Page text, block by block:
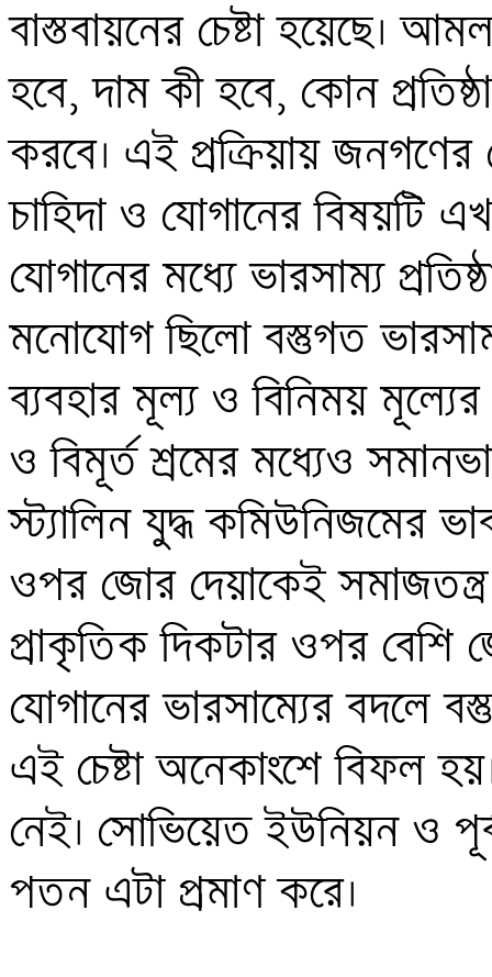
বাস্তবায়নের চেষ্টা হয়েছে।
হবে, দাম কী হবে, কোন
করবে। এই প্রক্রিয়ায়
চাহিদা ও যোগানের বিষয়টি
যোগানের মধ্যে ভারসাম্য
মনোযোগ ছিলো বস্তুগত
ব্যবহার মূল্য ও বিনিময় মূল্যের
ও বিমূর্ত শ্রমের মধ্যেও
স্ট্যালিন যুদ্ধ কমিউনিজমের
ওপর জোর দেয়াকেই
প্রাকৃতিক দিকটার ওপর বেশি
যোগানের ভারসাম্যের বদলে
এই চেষ্টা অনেকাংশে বিফল
নেই। সোভিয়েত ইউনিয়ন ও
পতন এটা প্রমাণ করে।